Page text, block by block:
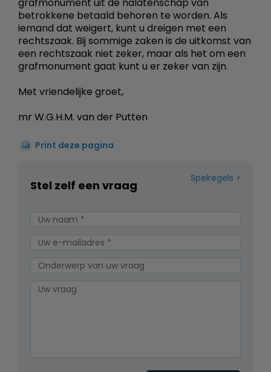
betrokkene betaald behoren te worden. Als
iemand dat weigert, kunt u dreigen met een
rechtszaak. Bij sommige zaken is de uitkomst van
een rechtszaak niet zeker, maar als het om een
grafmonument gaat kunt u er zeker van zijn.
Met vriendelijke groet,
mr W.G.H.M. van der Putten
Print deze pagina
Spelregels
Stel zelf een vraag